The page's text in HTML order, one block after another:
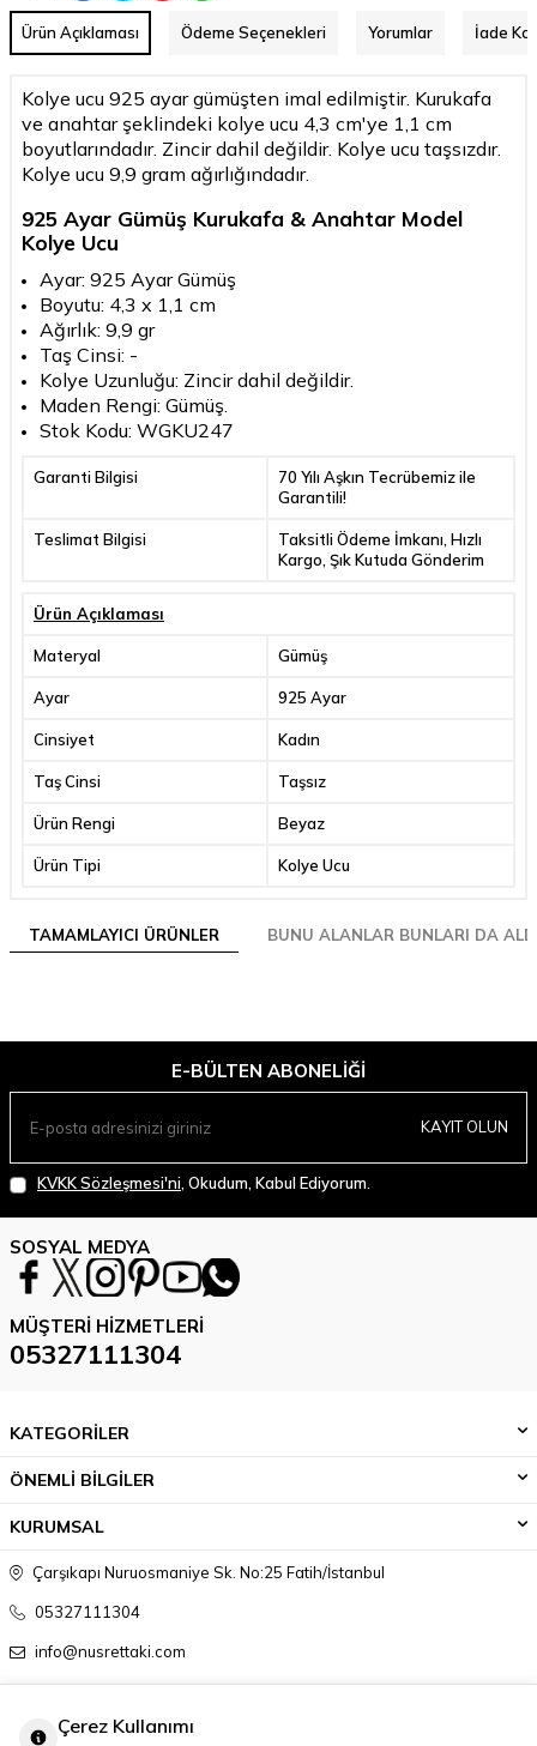
Ürün Açıklaması Ödeme Seçenekleri Yorumlar İade
Kolye ucu 925 ayar gümüşten imal edilmiştir. Kurukafa
ve anahtar şeklindeki kolye ucu 4,3 cm'ye 1,1 cm
boyutlarındadır. Zincir dahil değildir. Kolye ucu taşsızdır.
Kolye ucu 9,9 gram ağırlığındadır.
925 Ayar Gümüş Kurukafa & Anahtar Model
Kolye Ucu
Ayar: 925 Ayar Gümüş
Boyutu: 4,3 x 1,1 cm
Ağırlık: 9,9 gr
Taş Cinsi: -
Kolye Uzunluğu: Zincir dahil değildir.
Maden Rengi: Gümüş.
Stok Kodu: WGKU247
Garanti Bilgisi
70 Yılı Aşkın Tecrübemiz ile
Garantili!
Teslimat Bilgisi
Taksitli Ödeme İmkanı, Hızlı
Kargo, Şık Kutuda Gönderim
Ürün Açıklaması
Materyal Gümüş
Ayar 925 Ayar
Cinsiyet Kadın
Taş Cinsi Taşsız
Ürün Rengi Beyaz
Ürün Tipi Kolye Ucu
TAMAMLAYICI ÜRÜNLER BUNU ALANLAR BUNLARI DA
E-BÜLTEN ABONELIĞI
KAYIT OLUN
KVKK Sözleşmesi'ni , Okudum, Kabul Ediyorum.
SOSYAL MEDYA
MÜŞTERI HIZMETLERI
05327111304
KATEGORİLER
ÖNEMLİ BİLGİLER
KURUMSAL
Çarşıkapı Nuruosmaniye Sk. No:25 Fatih/İstanbul
05327111304
info@nusrettaki.com
Çerez Kullanımı